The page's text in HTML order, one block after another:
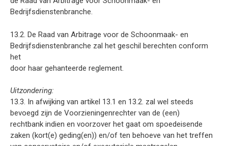
Bedrijfsdienstenbranche.
13.2. De Raad van Arbitrage voor de Schoonmaak- en
Bedrijfsdienstenbranche zal het geschil berechten conform
het
door haar gehanteerde reglement.
Uitzondering:
13.3. In afwijking van artikel 13.1 en 13.2. zal wel steeds
bevoegd zijn de Voorzieningenrechter van de (een)
rechtbank indien en voorzover het gaat om spoedeisende
zaken (kort(e) geding(en)) en/of ten behoeve van het treffen